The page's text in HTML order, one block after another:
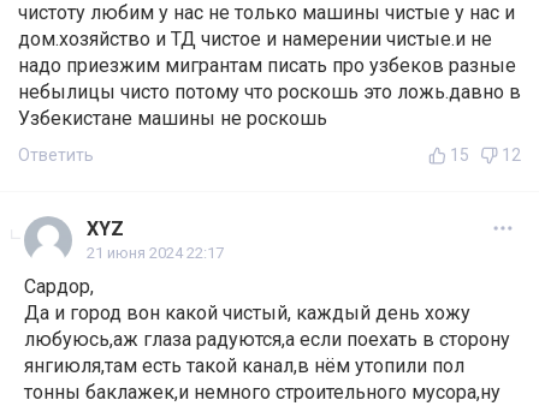
чистоту любим у нас не только машины чистые у нас и
дом.хозяйство и ТД чистое и намерении чистые.и не
надо приезжим мигрантам писать про узбеков разные
небылицы чисто потому что роскошь это ложь.давно в
Узбекистане машины не роскошь
Ответить 15 12
XYZ
21 июня 2024 22:17
Сардор,
Да и город вон какой чистый, каждый день хожу
любуюсь,аж глаза радуются,а если поехать в сторону
янгиюля,там есть такой канал,в нём утопили пол
тонны баклажек,и немного строительного мусора,ну